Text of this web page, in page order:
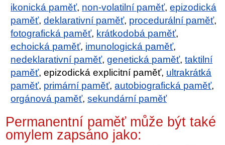
ikonická paměť, non-volatilní paměť,epizodická
paměť,deklarativní paměť, procedurální paměť,
fotografická paměť, krátkodobá paměť,
echoická paměť, imunologická paměť,
nedeklarativní paměť,genetická paměť,taktilní
paměť, epizodická explicitní paměť, ultrakrátká
paměť, primární paměť,autobiografická paměť,
orgánová paměť,sekundární paměť
Permanentní paměť může být také
omylem zapsáno jako: